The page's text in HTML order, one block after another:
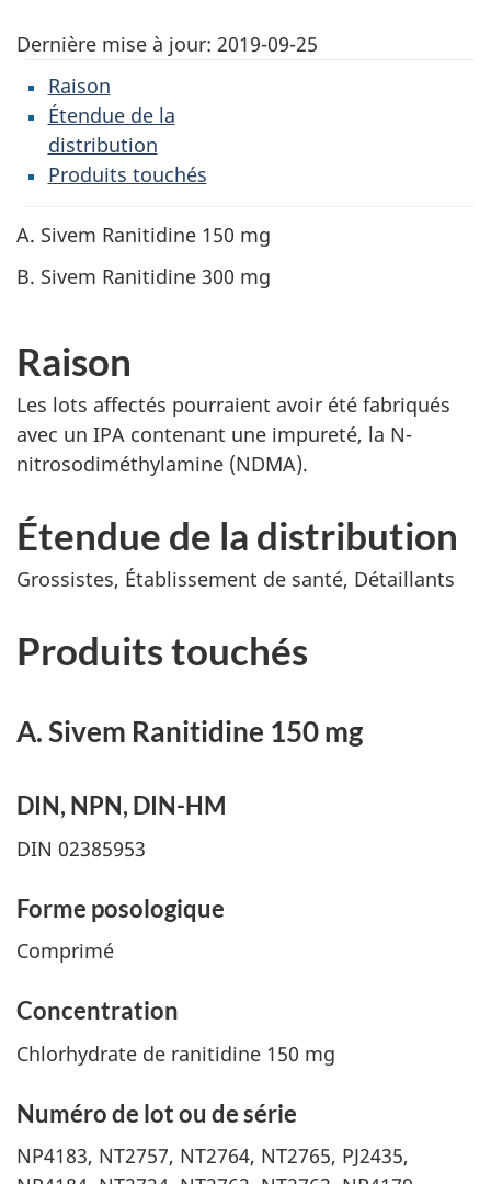
Dernière mise à jour: 2019-09-25
Raison
Étendue de la
distribution
Produits touchés
A. Sivem Ranitidine 150 mg
B. Sivem Ranitidine 300 mg
Raison
Les lots affectés pourraient avoir été fabriqués
avec un IPA contenant une impureté, la N-
nitrosodiméthylamine (NDMA).
Étendue de la distribution
Grossistes, Établissement de santé, Détaillants
Produits touchés
A. Sivem Ranitidine 150 mg
DIN, NPN, DIN-HM
DIN 02385953
Forme posologique
Comprimé
Concentration
Chlorhydrate de ranitidine 150 mg
Numéro de lot ou de série
NP4183, NT2757, NT2764, NT2765, PJ2435,